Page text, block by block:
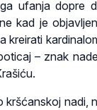
ufanja dopre
kad je
kreirati
– znak
kršćanskoj nadi,